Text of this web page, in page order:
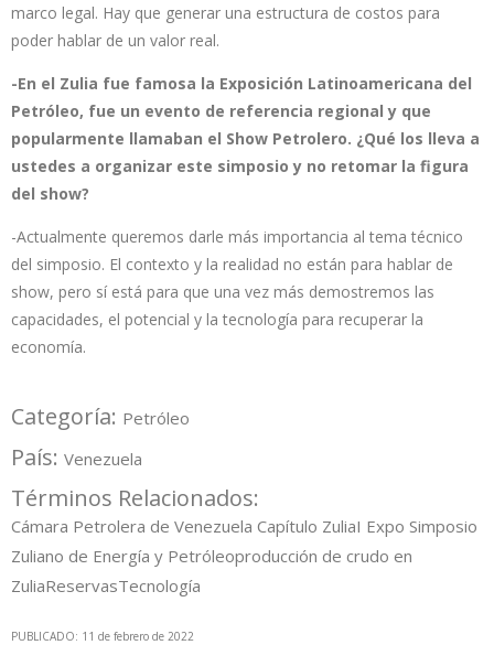
marco legal. Hay que generar una estructura de costos para
poder hablar de un valor real.
-En el Zulia fue famosa la Exposición Latinoamericana del
Petróleo, fue un evento de referencia regional y que
popularmente llamaban el Show Petrolero. ¿Qué los lleva a
ustedes a organizar este simposio y no retomar la figura
del show?
-Actualmente queremos darle más importancia al tema técnico
del simposio. El contexto y la realidad no están para hablar de
show, pero sí está para que una vez más demostremos las
capacidades, el potencial y la tecnología para recuperar la
economía.
Categoría: Petróleo
País: Venezuela
Términos Relacionados:
Cámara Petrolera de Venezuela Capítulo ZuliaI Expo Simposio
Zuliano de Energía y Petróleoproducción de crudo en
ZuliaReservasTecnología
PUBLICADO: 11 de febrero de 2022